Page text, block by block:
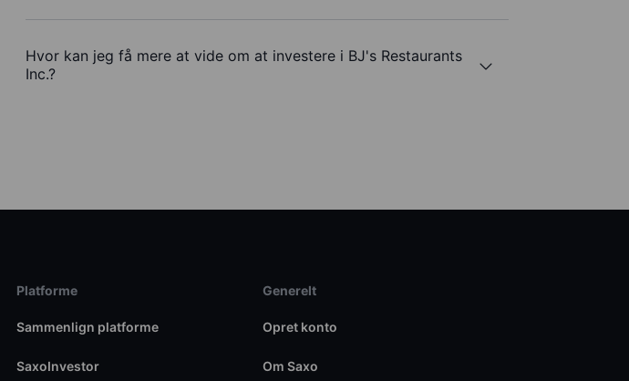
Hvor kan jeg få mere at vide om at investere i BJ's Restaurants
Inc.?
Platforme
Sammenlign platforme
SaxoInvestor
Generelt
Opret konto
Om Saxo